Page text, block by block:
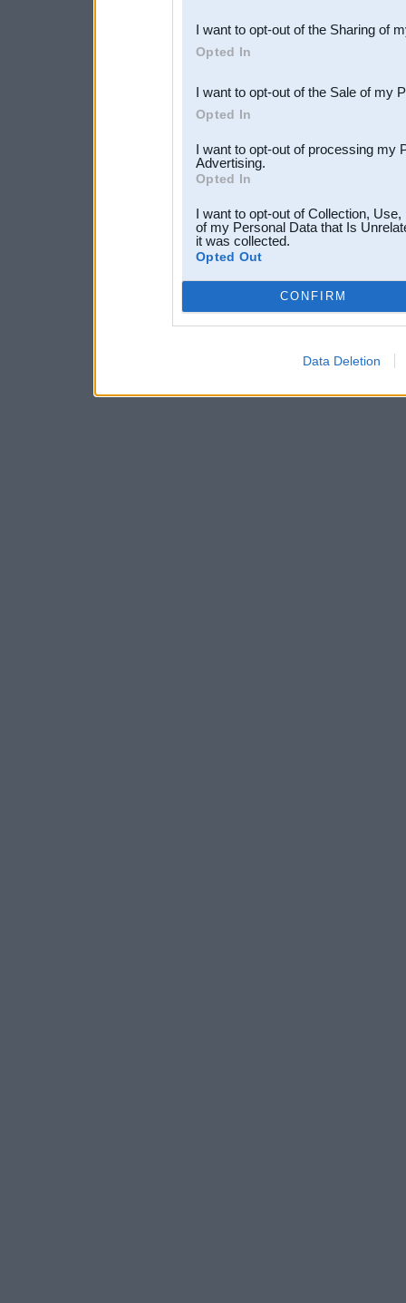
Downstream Participants
third parties.
I want to opt-out of the Sharing of
Opted In
I want to opt-out of the Sale of my
Opted In
I want to opt-out of processing my
Advertising.
Opted In
I want to opt-out of Collection,
of my Personal Data that Is
it was collected.
Opted Out
CONFIRM
Data Deletion